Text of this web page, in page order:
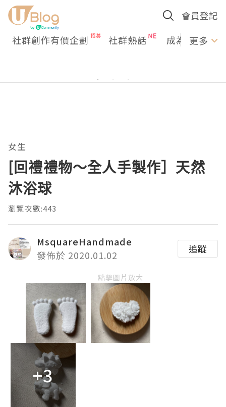
會員登記
社群創作有價企劃 社群熱話 成為U更多
女生
[回禮禮物～全人手製作］天然
沐浴球
瀏覽次數:443
MsquareHandmade
發佈於 2020.01.02
追蹤
點擊圖片放大
+3